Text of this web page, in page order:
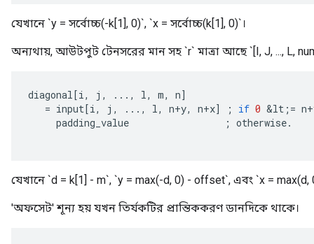
যেখানে `y = সর্বোচ্চ(-k[1], 0)`, `x = সর্বোচ্চ(k[1], 0)`।
অন্যথায়, আউটপুট টেনসরের মান সহ `r` মাত্রা আছে `[I, J, ..., L,
diagonal[i, j , ..., l, m, n]
= input[i, j , ..., l, n+y, n+x] ; if 0 &lt ; = n+
padding_value
; otherwise.
যেখানে `d = k[1] - m`, `y = max(-d, 0) - offset`, এবং `x =
'অফসেট' শূন্য হয় যখন তির্যকটির প্রান্তিককরণ ডানদিকে থাকে।